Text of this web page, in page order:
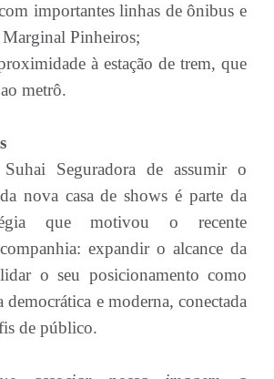
importantes linhas de ônibus e
Marginal Pinheiros;
à estação de trem, que
metrô.
Seguradora de assumir o
nova casa de shows é parte da
que motivou o recente
expandir o alcance da
o seu posicionamento como
democrática e moderna, conectada
de público.